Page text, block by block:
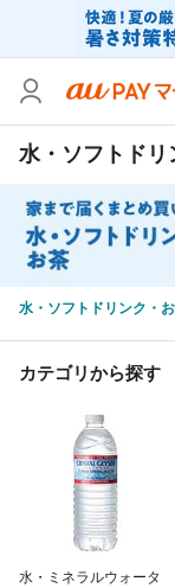
水・ソフトドリ
水・ソフトドリンク・
カテゴリから探す
水・ミネラルウォータ
カテゴリ
価格
支払い方法
その他の条件
送料無料
Pontaパス特典対
キーワード
除外ワード